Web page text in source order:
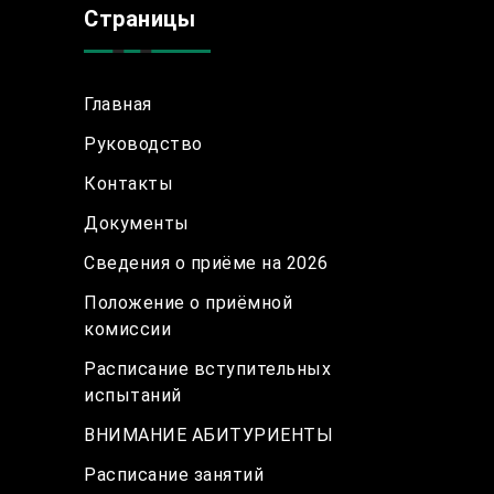
Страницы
Главная
Руководство
Контакты
Документы
Сведения о приёме на 2026
Положение о приёмной
комиссии
Расписание вступительных
испытаний
ВНИМАНИЕ АБИТУРИЕНТЫ
Расписание занятий